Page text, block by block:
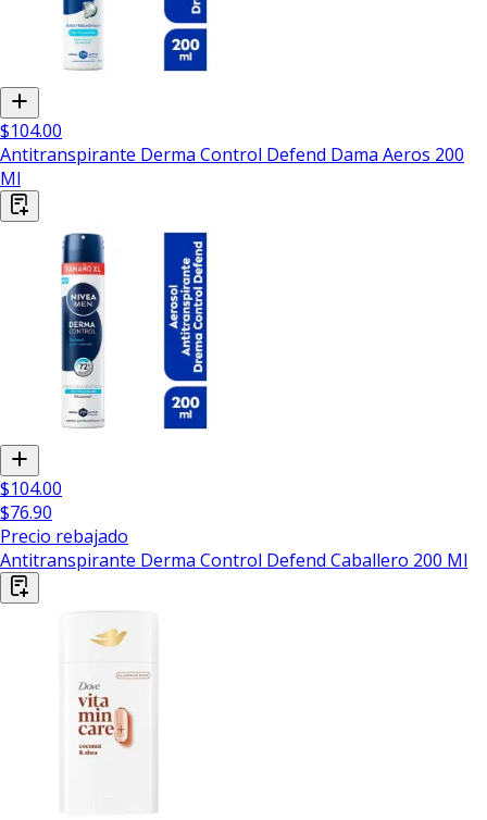
$104.00
Antitranspirante Derma Control Defend Dama Aeros 200
Ml
$104.00
$76.90
Precio rebajado
Antitranspirante Derma Control Defend Caballero 200 Ml